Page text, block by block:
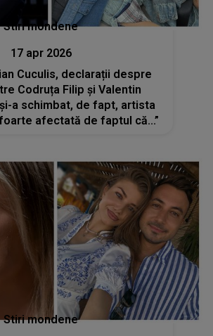
Stiri mondene
17 apr 2026
Cuculis, declarații despre
Codruța Filip și Valentin
a schimbat, de fapt, artista
afectată de faptul că...”
Stiri mondene